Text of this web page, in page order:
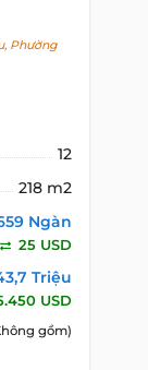
Phường
12
218 m2
Ngàn
25 USD
Triệu
USD
gồm)